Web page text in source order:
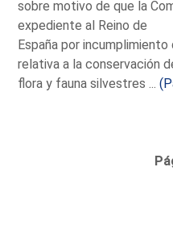
sobre motivo de que la
expediente al Reino de
España por
relativa a la conservación
flora y fauna silvestres ...